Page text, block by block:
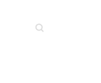
Suche